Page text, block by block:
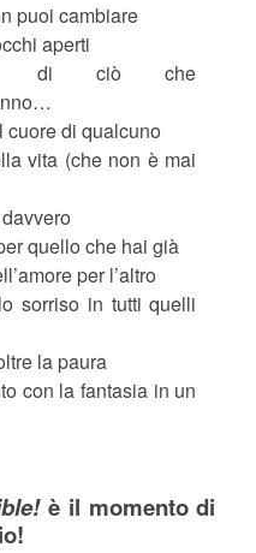
puoi cambiare
aperti
di ciò che
cuore di qualcuno
vita (che non è mai
quello che hai già
per l’altro
sorriso in tutti quelli
la paura
con la fantasia in un
è il momento di